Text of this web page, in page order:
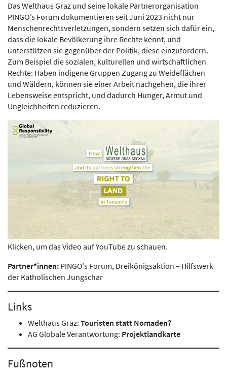
Das Welthaus Graz und seine lokale Partnerorganisation
PINGO’s Forum dokumentieren seit Juni 2023 nicht nur
Menschenrechtsverletzungen, sondern setzen sich dafür ein,
dass die lokale Bevölkerung ihre Rechte kennt, und
unterstützen sie gegenüber der Politik, diese einzufordern.
Zum Beispiel die sozialen, kulturellen und wirtschaftlichen
Rechte: Haben indigene Gruppen Zugang zu Weideflächen
und Wäldern, können sie einer Arbeit nachgehen, die ihrer
Lebensweise entspricht, und dadurch Hunger, Armut und
Ungleichheiten reduzieren.
Klicken, um das Video auf YouTube zu schauen.
Partner*innen: PINGO’s Forum, Dreikönigsaktion – Hilfswerk
der Katholischen Jungschar
Links
Welthaus Graz: Touristen statt Nomaden?
AG Globale Verantwortung: Projektlandkarte
Fußnoten